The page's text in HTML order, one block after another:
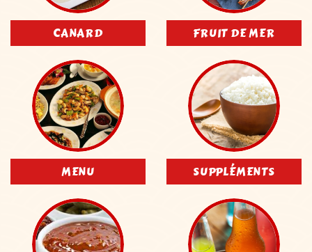
CANARD FRUIT DE MER
MENU SUPPLÉMENTS